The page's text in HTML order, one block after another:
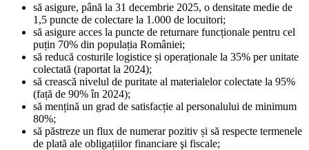
să asigure, până la 31 decembrie 2025, o densitate medie de
1,5 puncte de colectare la 1.000 de locuitori;
să asigure acces la puncte de returnare funcționale pentru cel
puțin 70% din populația României;
să reducă costurile logistice și operaționale la 35% per unitate
colectată (raportat la 2024);
să crească nivelul de puritate al materialelor colectate la 95%
(față de 90% în 2024);
să mențină un grad de satisfacție al personalului de minimum
80%;
să păstreze un flux de numerar pozitiv și să respecte termenele
de plată ale obligațiilor financiare şi fiscale;